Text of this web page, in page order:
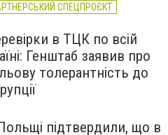
СПЕЦПРОЄКТ
в ТЦК по всій
Генштаб заявив про
толерантність до
підтвердили, що в